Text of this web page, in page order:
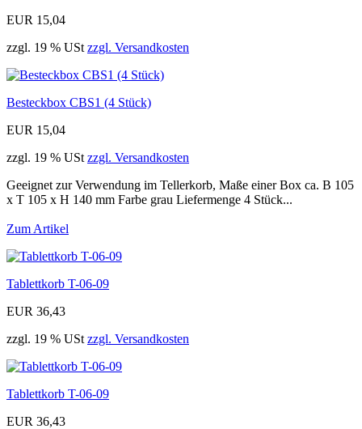
EUR 15,04
zzgl. 19 % USt zzgl. Versandkosten
Besteckbox CBS1 (4 Stück)
EUR 15,04
zzgl. 19 % USt zzgl. Versandkosten
Geeignet zur Verwendung im Tellerkorb, Maße einer Box ca. B 105
x T 105 x H 140 mm Farbe grau Liefermenge 4 Stück...
Zum Artikel
Tablettkorb T-06-09
EUR 36,43
zzgl. 19 % USt zzgl. Versandkosten
Tablettkorb T-06-09
EUR 36,43